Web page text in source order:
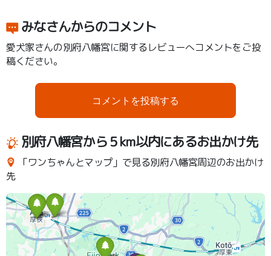
みなさんからのコメント
愛犬家さんの別府八幡宮に関するレビューへコメントをご投
稿ください。
コメントを投稿する
別府八幡宮から５km以内にあるお出かけ先
「ワンちゃんとマップ」で見る別府八幡宮周辺のお出かけ
先